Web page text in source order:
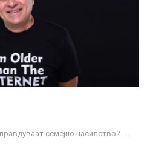
семејно насилство? ...